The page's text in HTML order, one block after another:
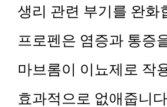
생리 관련 부기를 완화
프로펜은 염증과 통증
마브롬이 이뇨제로 작
효과적으로 없애줍니